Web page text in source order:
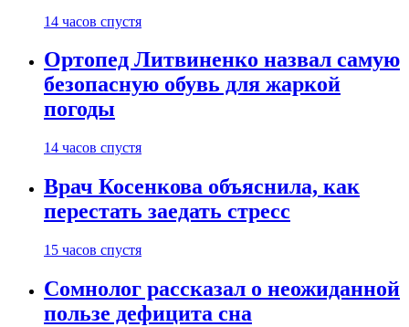
14 часов спустя
Ортопед Литвиненко назвал самую
безопасную обувь для жаркой
погоды
14 часов спустя
Врач Косенкова объяснила, как
перестать заедать стресс
15 часов спустя
Сомнолог рассказал о неожиданной
пользе дефицита сна